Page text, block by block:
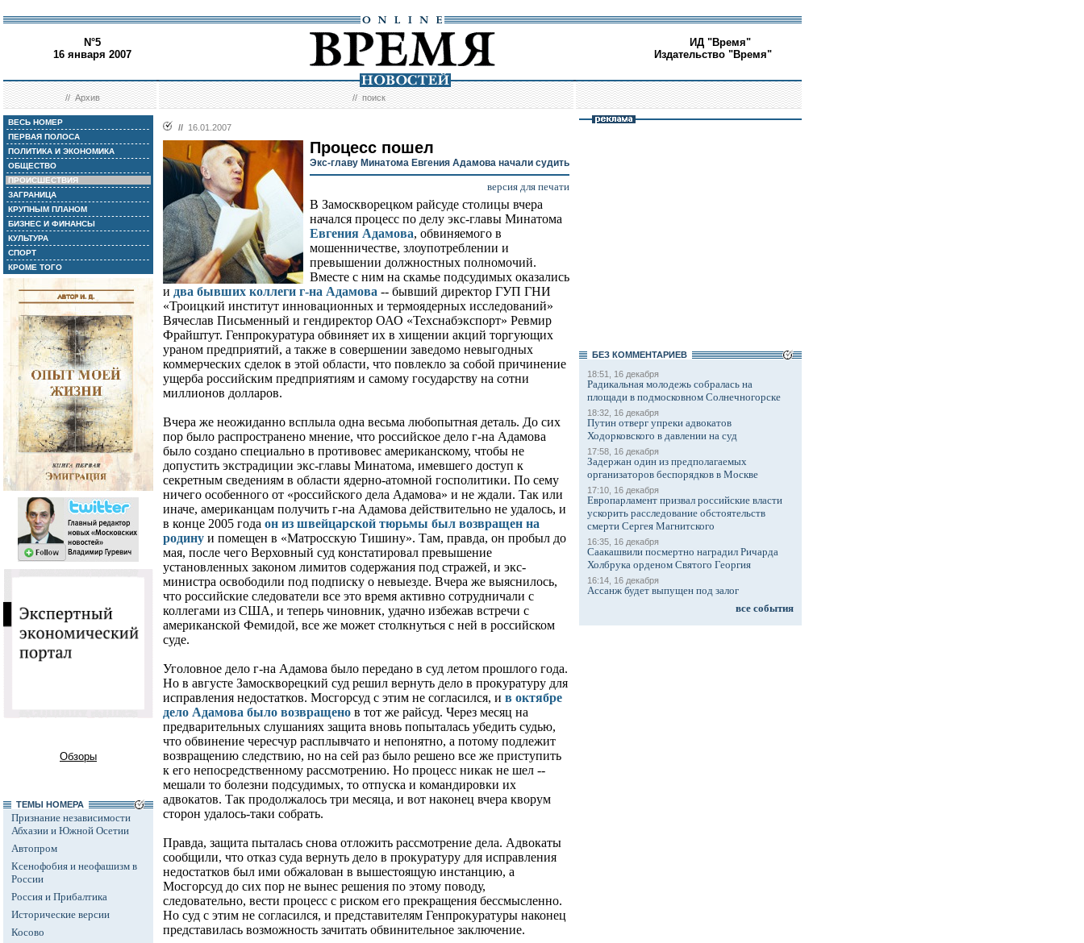
N°5
16 января 2007
ИД "Время"
Издательство "Время"
//Архив //поиск
ВЕСЬ НОМЕР
ПЕРВАЯ ПОЛОСА
ПОЛИТИКА И ЭКОНОМИКА
ОБЩЕСТВО
ПРОИСШЕСТВИЯ
ЗАГРАНИЦА
КРУПНЫМ ПЛАНОМ
БИЗНЕС И ФИНАНСЫ
КУЛЬТУРА
СПОРТ
КРОМЕ ТОГО
Обзоры
ТЕМЫ НОМЕРА
Признание независимости
Абхазии и Южной Осетии
Автопром
Ксенофобия и неофашизм в
России
Россия и Прибалтика
Исторические версии
Косово
// 16.01.2007
Процесс пошел
Экс-главу Минатома Евгения Адамова начали судить
версия для печати
В Замоскворецком райсуде столицы вчера
начался процесс по делу экс-главы Минатома
Евгения Адамова, обвиняемого в
мошенничестве, злоупотреблении и
превышении должностных полномочий.
Вместе с ним на скамье подсудимых оказались
и два бывших коллеги г-на Адамова -- бывший директор ГУП ГНИ
«Троицкий институт инновационных и термоядерных исследований»
Вячеслав Письменный и гендиректор ОАО «Техснабэкспорт» Ревмир
Фрайштут. Генпрокуратура обвиняет их в хищении акций торгующих
ураном предприятий, а также в совершении заведомо невыгодных
коммерческих сделок в этой области, что повлекло за собой причинение
ущерба российским предприятиям и самому государству на сотни
миллионов долларов.
Вчера же неожиданно всплыла одна весьма любопытная деталь. До сих
пор было распространено мнение, что российское дело г-на Адамова
было создано специально в противовес американскому, чтобы не
допустить экстрадиции экс-главы Минатома, имевшего доступ к
секретным сведениям в области ядерно-атомной госполитики. По сему
ничего особенного от «российского дела Адамова» и не ждали. Так или
иначе, американцам получить г-на Адамова действительно не удалось, и
в конце 2005 года он из швейцарской тюрьмы был возвращен на
родину и помещен в «Матросскую Тишину». Там, правда, он пробыл до
мая, после чего Верховный суд констатировал превышение
установленных законом лимитов содержания под стражей, и экс-
министра освободили под подписку о невыезде. Вчера же выяснилось,
что российские следователи все это время активно сотрудничали с
коллегами из США, и теперь чиновник, удачно избежав встречи с
американской Фемидой, все же может столкнуться с ней в российском
суде.
Уголовное дело г-на Адамова было передано в суд летом прошлого года.
Но в августе Замоскворецкий суд решил вернуть дело в прокуратуру для
исправления недостатков. Мосгорсуд с этим не согласился, и в октябре
дело Адамова было возвращено в тот же райсуд. Через месяц на
предварительных слушаниях защита вновь попыталась убедить судью,
что обвинение чересчур расплывчато и непонятно, а потому подлежит
возвращению следствию, но на сей раз было решено все же приступить
к его непосредственному рассмотрению. Но процесс никак не шел --
мешали то болезни подсудимых, то отпуска и командировки их
адвокатов. Так продолжалось три месяца, и вот наконец вчера кворум
сторон удалось-таки собрать.
Правда, защита пыталась снова отложить рассмотрение дела. Адвокаты
сообщили, что отказ суда вернуть дело в прокуратуру для исправления
недостатков был ими обжалован в вышестоящую инстанцию, а
Мосгорсуд до сих пор не вынес решения по этому поводу,
следовательно, вести процесс с риском его прекращения бессмысленно.
Но суд с этим не согласился, и представителям Генпрокуратуры наконец
представилась возможность зачитать обвинительное заключение.
БЕЗ КОМMЕНТАРИЕВ
18:51, 16 декабря
Радикальная молодежь собралась на
площади в подмосковном Солнечногорске
18:32, 16 декабря
Путин отверг упреки адвокатов
Ходорковского в давлении на суд
17:58, 16 декабря
Задержан один из предполагаемых
организаторов беспорядков в Москве
17:10, 16 декабря
Европарламент призвал российские власти
ускорить расследование обстоятельств
смерти Сергея Магнитского
16:35, 16 декабря
Саакашвили посмертно наградил Ричарда
Холбрука орденом Святого Георгия
16:14, 16 декабря
Ассанж будет выпущен под залог
все события